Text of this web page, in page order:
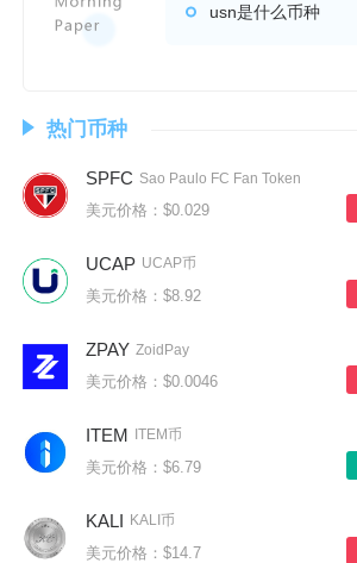
usn是什么币种
热门币种
SPFC Sao Paulo FC Fan Token
美元价格：$0.029
UCAP UCAP币
美元价格：$8.92
ZPAY ZoidPay
美元价格：$0.0046
ITEM ITEM币
美元价格：$6.79
KALI KALI币
美元价格：$14.7